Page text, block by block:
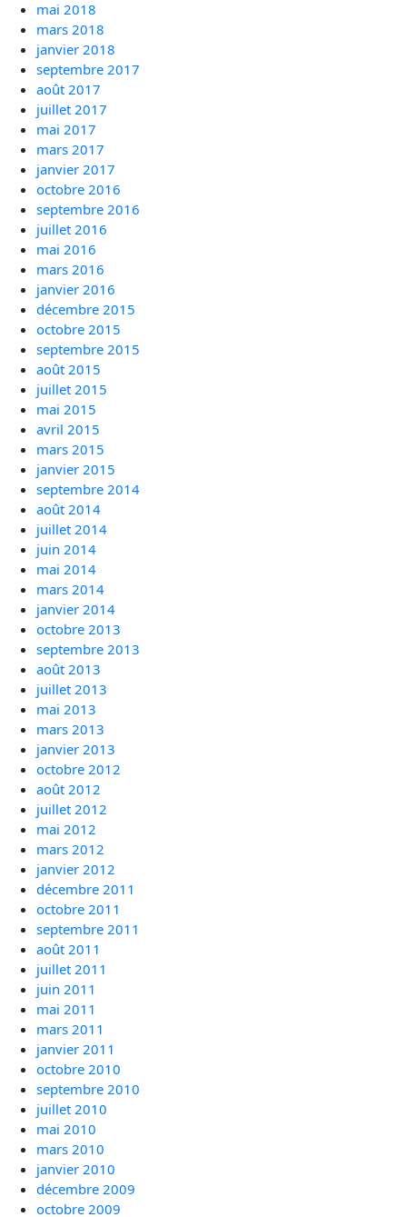
mai 2018
mars 2018
janvier 2018
septembre 2017
août 2017
juillet 2017
mai 2017
mars 2017
janvier 2017
octobre 2016
septembre 2016
juillet 2016
mai 2016
mars 2016
janvier 2016
décembre 2015
octobre 2015
septembre 2015
août 2015
juillet 2015
mai 2015
avril 2015
mars 2015
janvier 2015
septembre 2014
août 2014
juillet 2014
juin 2014
mai 2014
mars 2014
janvier 2014
octobre 2013
septembre 2013
août 2013
juillet 2013
mai 2013
mars 2013
janvier 2013
octobre 2012
août 2012
juillet 2012
mai 2012
mars 2012
janvier 2012
décembre 2011
octobre 2011
septembre 2011
août 2011
juillet 2011
juin 2011
mai 2011
mars 2011
janvier 2011
octobre 2010
septembre 2010
juillet 2010
mai 2010
mars 2010
janvier 2010
décembre 2009
octobre 2009